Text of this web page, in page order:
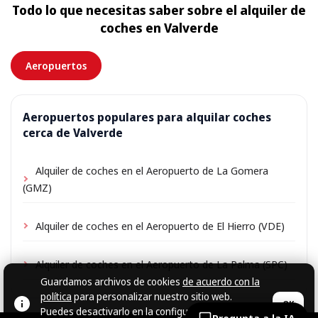
aplicarse una pequeña tarifa de entrega, siempre
mostrada por adelantado.
Todo lo que necesitas saber sobre el alquiler de
coches en Valverde
Aeropuertos
Aeropuertos populares para alquilar coches
cerca de Valverde
Alquiler de coches en el Aeropuerto de La Gomera
(GMZ)
Alquiler de coches en el Aeropuerto de El Hierro (VDE)
Alquiler de coches en el Aeropuerto de La Palma (SPC)
Guardamos archivos de cookies de acuerdo con la
política para personalizar nuestro sitio web.
Puedes desactivarlo en la configuración del
OK